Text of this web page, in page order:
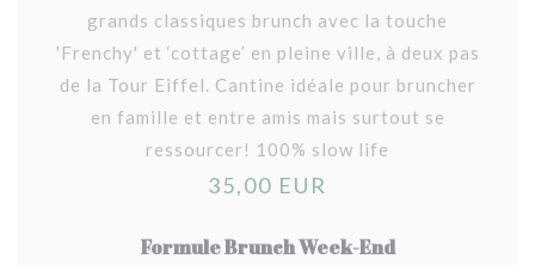
grands classiques brunch avec la touche
'Frenchy' et ‘cottage’ en pleine ville, à deux pas
de la Tour Eiffel. Cantine idéale pour bruncher
en famille et entre amis mais surtout se
ressourcer! 100% slow life
35,00 EUR
Formule Brunch Week-End